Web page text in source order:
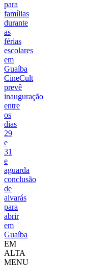
para
famílias
durante
as
férias
escolares
em
Guaíba
CineCult
prevê
inauguração
entre
os
dias
29
e
31
e
aguarda
conclusão
de
alvarás
para
abrir
em
Guaíba
EM
ALTA
MENU